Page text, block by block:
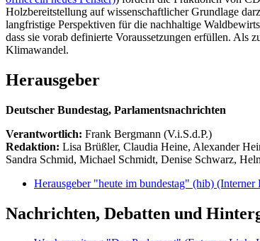
Holzbereitstellung auf wissenschaftlicher Grundlage
langfristige Perspektiven für die nachhaltige
dass sie vorab definierte Voraussetzungen erfüllen. Als
Klimawandel.
Herausgeber
Deutscher Bundestag, Parlamentsnachrichten
Verantwortlich: Frank Bergmann (V.i.S.d.P.)
Redaktion: Lisa Brüßler, Claudia Heine, Alexander
Sandra Schmid, Michael Schmidt, Denise Schwarz,
Herausgeber "heute im bundestag" (hib) (Interner
Nachrichten, Debatten und